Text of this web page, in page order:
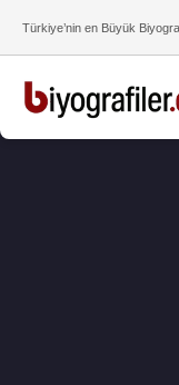
Türkiye’nin en Büyük